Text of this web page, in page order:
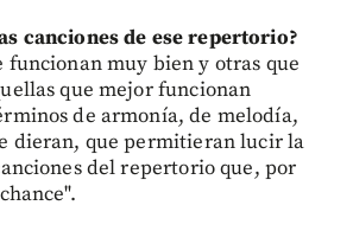
canciones de ese repertorio?
funcionan muy bien y otras que
que mejor funcionan
de armonía, de melodía,
dieran, que permitieran lucir la
del repertorio que, por